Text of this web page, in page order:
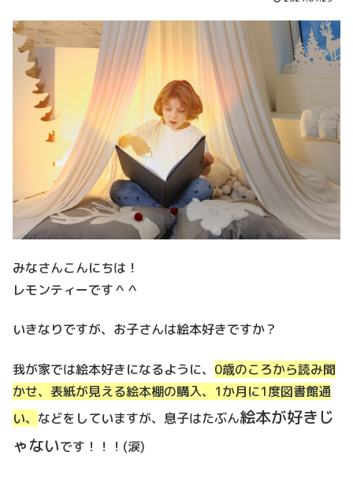
みなさんこんにちは！
レモンティーです＾＾
いきなりですが、お子さんは絵本好きですか？
我が家では絵本好きになるように、 0歳のころから読み聞
かせ、表紙が見える絵本棚の購入、1か月に1度図書館通
い、 などをしていますが、息子はたぶん絵本が好きじ
ゃないです！！！(涙)